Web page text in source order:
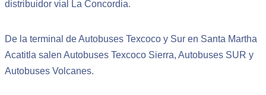
distribuidor vial La Concordia.
De la terminal de Autobuses Texcoco y Sur en Santa Martha
Acatitla salen Autobuses Texcoco Sierra, Autobuses SUR y
Autobuses Volcanes.